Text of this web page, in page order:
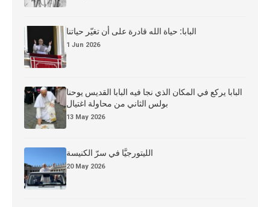
البابا: حياة الله قادرة على أن تغيّر حياتنا
1 Jun 2026
البابا يركع في المكان الذي نجا فيه البابا القديس يوحنا
بولس الثاني من محاولة اغتيال
13 May 2026
الليتورجيَّا في سرّ الكنيسة
20 May 2026